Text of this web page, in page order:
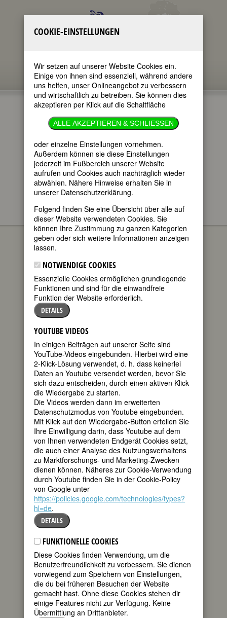
»LAUT &
LUISE«
im ganzen Text
nur in Titeln
BACHELORE UND BACHELOTTO
Luise F. Pusch 18.01.2009
2
Kommentare
AusWir machen uns unsere Sprache
selber: Ein Feminar.
Neunundzwanzigste Lektion.
Letzte Woche schickte mir Anne Knauf
vom Mainzer Frauenbüro den Hinweis
Zeitungvom 8. Januar. Hans Joachim
Koppitz, Historiker und Germanist,
fordert darin einen “sensiblen Umgang
mit der deutschen Sprache,
insbesondere an der Universität”.
Wörter wiedie Studierendenschaft
gefallen ihm nicht, andererseits moniert
er, daß nurdie Studentendurch ein
geschlechtsneutrales Wort ersetzt
wurden, nicht aberdie Dozenten unddie
Professoren .
Das erinnert an den Witz vom…
MEHR
»LAUT & LUISE«
Start
RSS-Feed
Archiv
Kategorien
COOKIE-EINSTELLUNGEN
Wir setzen auf unserer Website Cookies ein.
Einige von ihnen sind essenziell, während andere
uns helfen, unser Onlineangebot zu verbessern
und wirtschaftlich zu betreiben. Sie können dies
akzeptieren per Klick auf die Schaltfläche
ALLE AKZEPTIEREN & SCHLIESSEN
oder einzelne Einstellungen vornehmen.
Außerdem können sie diese Einstellungen
jederzeit im Fußbereich unserer Website
aufrufen und Cookies auch nachträglich wieder
abwählen. Nähere Hinweise erhalten Sie in
unserer Datenschutzerklärung.
Folgend finden Sie eine Übersicht über alle auf
dieser Website verwendeten Cookies. Sie
können Ihre Zustimmung zu ganzen Kategorien
geben oder sich weitere Informationen anzeigen
lassen.
NOTWENDIGE COOKIES
Essenzielle Cookies ermöglichen grundlegende
Funktionen und sind für die einwandfreie
Funktion der Website erforderlich.
DETAILS
YOUTUBE VIDEOS
In einigen Beiträgen auf unserer Seite sind
YouTube-Videos eingebunden. Hierbei wird eine
2-Klick-Lösung verwendet, d. h. dass keinerlei
Daten an Youtube versendet werden, bevor Sie
sich dazu entscheiden, durch einen aktiven Klick
die Wiedergabe zu starten.
Die Videos werden dann im erweiterten
Datenschutzmodus von Youtube eingebunden.
Mit Klick auf den Wiedergabe-Button erteilen Sie
Ihre Einwilligung darin, dass Youtube auf dem
von Ihnen verwendeten Endgerät Cookies setzt,
die auch einer Analyse des Nutzungsverhaltens
zu Marktforschungs- und Marketing-Zwecken
dienen können. Näheres zur Cookie-Verwendung
durch Youtube finden Sie in der Cookie-Policy
von Google unter
https://policies.google.com/technologies/types?
hl=de.
DETAILS
FUNKTIONELLE COOKIES
Diese Cookies finden Verwendung, um die
Benutzerfreundlichkeit zu verbessern. Sie dienen
vorwiegend zum Speichern von Einstellungen,
die du bei früheren Besuchen der Website
gemacht hast. Ohne diese Cookies stehen dir
einige Features nicht zur Verfügung. Keine
Übermittlung an Drittanbieter.